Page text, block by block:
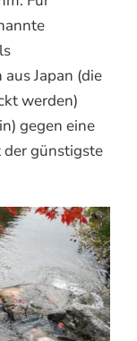
Japan (die
werden)
gegen eine
der günstigste